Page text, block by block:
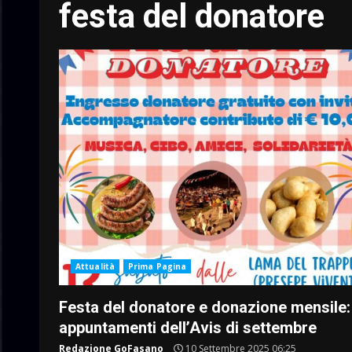
festa del donatore
Attualità Prima Pagina
Festa del donatore e donazione
appuntamenti dell’Avis di settembre
Redazione GoFasano 10 Settembre 2025 06:25